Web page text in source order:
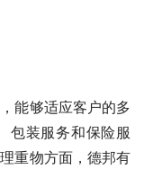
能够适应客户的多
包装服务和保险服
重物方面，德邦有